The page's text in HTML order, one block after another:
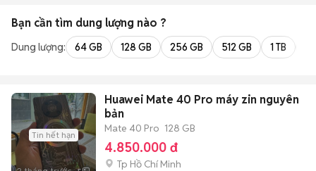
Bạn cần tìm dung lượng nào ?
Dung lượng: 64 GB 128 GB 256 GB 512 GB 1 TB
Tin hết hạn
Huawei Mate 40 Pro máy zin nguyên
bản
Mate 40 Pro 128 GB
4.850.000 đ
Tp Hồ Chí Minh